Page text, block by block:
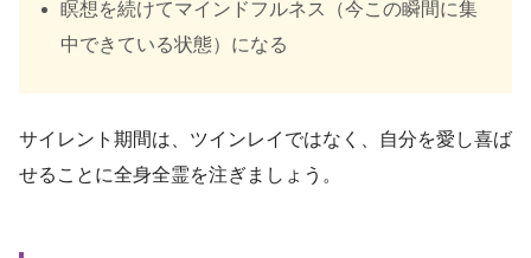
瞑想を続けてマインドフルネス（今この瞬間に集
中できている状態）になる
サイレント期間は、ツインレイではなく、自分を愛し喜ば
せることに全身全霊を注ぎましょう。